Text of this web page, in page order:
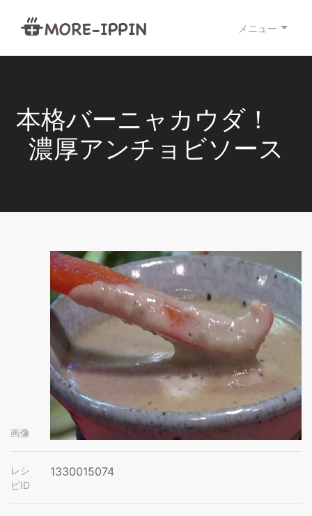
メニュー
本格バーニャカウダ！
濃厚アンチョビソース
画像
レシ
ピID
1330015074